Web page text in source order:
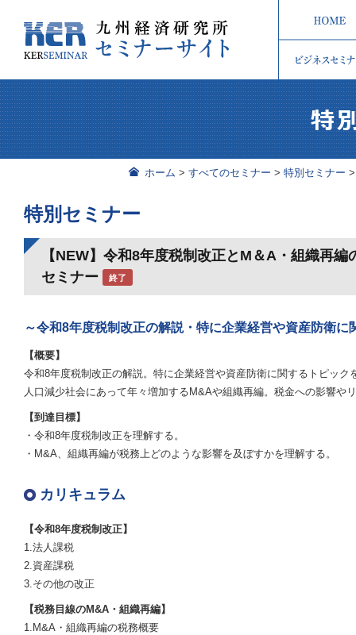
ホーム > すべてのセミナー > 特別セミナー
特別セミナー
【NEW】令和8年度税制改正とM＆A・組織再
セミナー
終了
～令和8年度税制改正の解説・特に企業経営や資産防衛に
【概要】
令和8年度税制改正の解説。特に企業経営や資産防衛に関するトピック
人口減少社会にあって年々増加するM&Aや組織再編。税金への影響や
【到達目標】
・令和8年度税制改正を理解する。
・M&A、組織再編が税務上どのような影響を及ぼすかを理解する。
カリキュラム
【令和8年度税制改正】
1.法人課税
2.資産課税
3.その他の改正
【税務目線のM&A・組織再編】
1.M&A・組織再編の税務概要